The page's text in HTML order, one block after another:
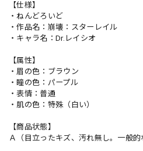
【仕様】
・ねんどろいど
・作品名：崩壊：スターレイル
・キャラ名：Dr.レイシオ
【属性】
・眉の色：ブラウン
・瞳の色：パープル
・表情：普通
・肌の色：特殊（白い）
【商品状態】
Ａ（目立ったキズ、汚れ無し。一般的